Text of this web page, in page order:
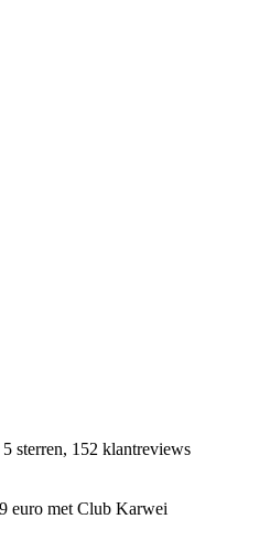
sterren, 152 klantreviews
euro met Club Karwei